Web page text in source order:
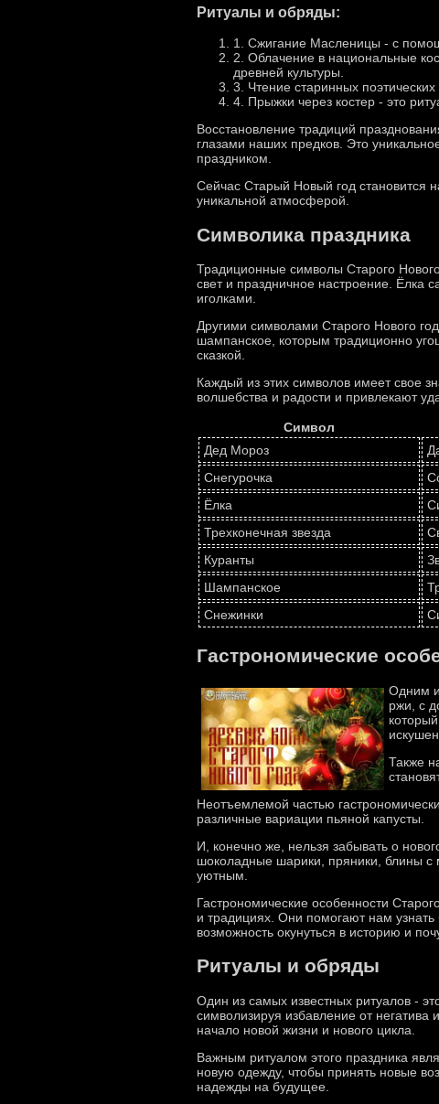
Ритуалы и обряды:
1. Сжигание Масленицы - с
2. Облачение в национальные
древней культуры.
3. Чтение старинных
4. Прыжки через костер - это
Восстановление традиций
глазами наших предков. Это
праздником.
Сейчас Старый Новый год становится
уникальной атмосферой.
Символика праздника
Традиционные символы Старого
свет и праздничное настроение. Ёлка
иголками.
Другими символами Старого Нового
шампанское, которым традиционно
сказкой.
Каждый из этих символов имеет свое
волшебства и радости и привлекают
Символ
Дед Мороз
Снегурочка
Ёлка
Трехконечная звезда
Куранты
Шампанское
Снежинки
Гастрономические
Одним
ржи, с
Также
Неотъемлемой частью
различные вариации пьяной капусты.
И, конечно же, нельзя забывать о
шоколадные шарики, пряники, блины с
уютным.
Гастрономические особенности
и традициях. Они помогают нам
возможность окунуться в историю и
Ритуалы и обряды
Один из самых известных ритуалов -
символизируя избавление от
начало новой жизни и нового цикла.
Важным ритуалом этого праздника
новую одежду, чтобы принять новые
надежды на будущее.